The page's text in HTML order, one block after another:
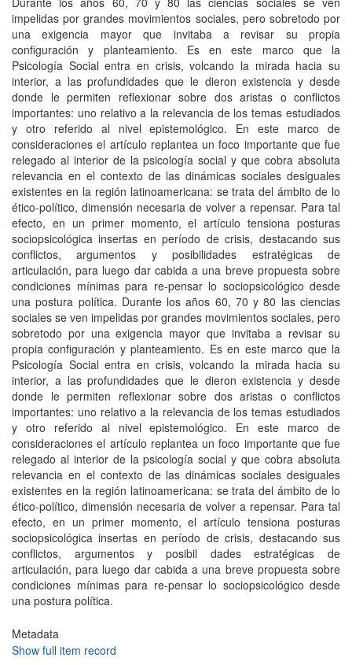
impelidas por grandes movimientos sociales, pero sobretodo por
una exigencia mayor que invitaba a revisar su propia
configuración y planteamiento. Es en este marco que la
Psicología Social entra en crisis, volcando la mirada hacia su
interior, a las profundidades que le dieron existencia y desde
donde le permiten reflexionar sobre dos aristas o conflictos
importantes: uno relativo a la relevancia de los temas estudiados
y otro referido al nivel epistemológico. En este marco de
consideraciones el artículo replantea un foco importante que fue
relegado al interior de la psicología social y que cobra absoluta
relevancia en el contexto de las dinámicas sociales desiguales
existentes en la región latinoamericana: se trata del ámbito de lo
ético-político, dimensión necesaria de volver a repensar. Para tal
efecto, en un primer momento, el artículo tensiona posturas
sociopsicológica insertas en período de crisis, destacando sus
conflictos, argumentos y posibilidades estratégicas de
articulación, para luego dar cabida a una breve propuesta sobre
condiciones mínimas para re-pensar lo sociopsicológico desde
una postura política. Durante los años 60, 70 y 80 las ciencias
sociales se ven impelidas por grandes movimientos sociales, pero
sobretodo por una exigencia mayor que invitaba a revisar su
propia configuración y planteamiento. Es en este marco que la
Psicología Social entra en crisis, volcando la mirada hacia su
interior, a las profundidades que le dieron existencia y desde
donde le permiten reflexionar sobre dos aristas o conflictos
importantes: uno relativo a la relevancia de los temas estudiados
y otro referido al nivel epistemológico. En este marco de
consideraciones el artículo replantea un foco importante que fue
relegado al interior de la psicología social y que cobra absoluta
relevancia en el contexto de las dinámicas sociales desiguales
existentes en la región latinoamericana: se trata del ámbito de lo
ético-político, dimensión necesaria de volver a repensar. Para tal
efecto, en un primer momento, el artículo tensiona posturas
sociopsicológica insertas en período de crisis, destacando sus
conflictos, argumentos y posibil dades estratégicas de
articulación, para luego dar cabida a una breve propuesta sobre
condiciones mínimas para re-pensar lo sociopsicológico desde
una postura política.
Metadata
Show full item record